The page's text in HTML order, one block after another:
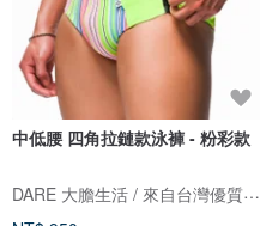
中低腰 四角拉鏈款泳褲 - 粉彩款
DARE 大膽生活 / 來自台灣優質男性內著